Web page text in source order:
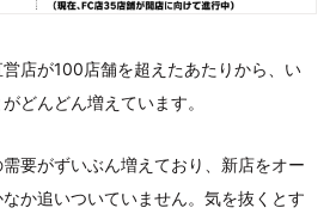
店が100店舗を超えたあたりから、い
どんどん増えています。
要がずいぶん増えており、新店をオー
か追いついていません。気を抜くとす